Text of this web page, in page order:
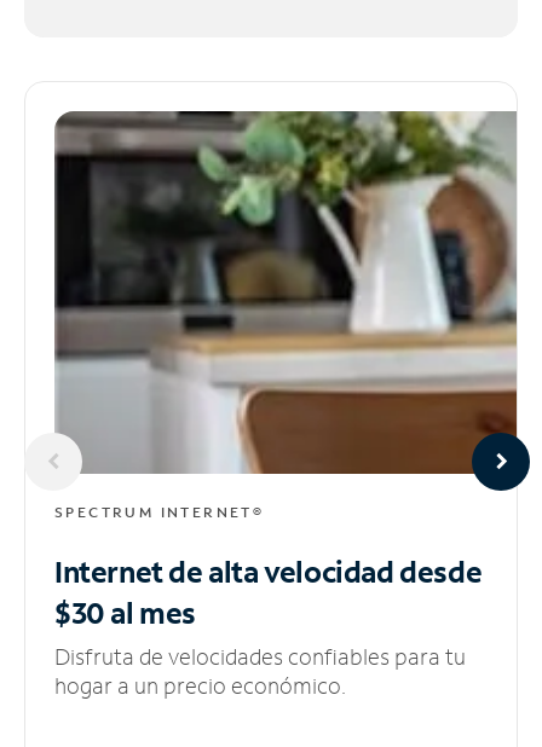
SPECTRUM INTERNET®
Internet de alta velocidaddesde
$30 al mes
Disfruta de velocidades confiables para tu
hogar a un precio económico.